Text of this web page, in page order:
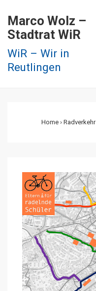
Zum
Inhalt
Marco Wolz –
Stadtrat WiR
WiR – Wir in
Reutlingen
Navigation
Home › Radverkehr